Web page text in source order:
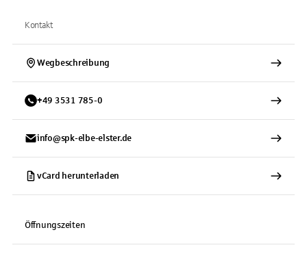
Kontakt
Wegbeschreibung
+49 3531 785-0
info@spk-elbe-elster.de
vCard herunterladen
Öffnungszeiten